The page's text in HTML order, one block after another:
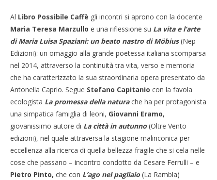
Al Libro Possibile Caffè gli incontri si aprono con la docente
Maria Teresa Marzullo e una riflessione su La vita e l’arte
di Maria Luisa Spaziani: un beato nastro di Möbius(Nep
Edizioni): un omaggio alla grande poetessa italiana scomparsa
nel 2014, attraverso la continuità tra vita, verso e memoria
che ha caratterizzato la sua straordinaria opera presentato da
Antonella Caprio. Segue Stefano Capitanio con la favola
ecologista La promessa della naturache ha per protagonista
una simpatica famiglia di leoni, Giovanni Eramo,
giovanissimo autore di La città in autunno(Oltre Vento
edizioni), nel quale attraversa la stagione malinconica per
eccellenza alla ricerca di quella bellezza fragile che si cela nelle
cose che passano – incontro condotto da Cesare Ferrulli – e
Pietro Pinto,che con L’ago nel pagliaio(La Rambla)